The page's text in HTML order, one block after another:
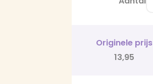
Originele prijs
13,95